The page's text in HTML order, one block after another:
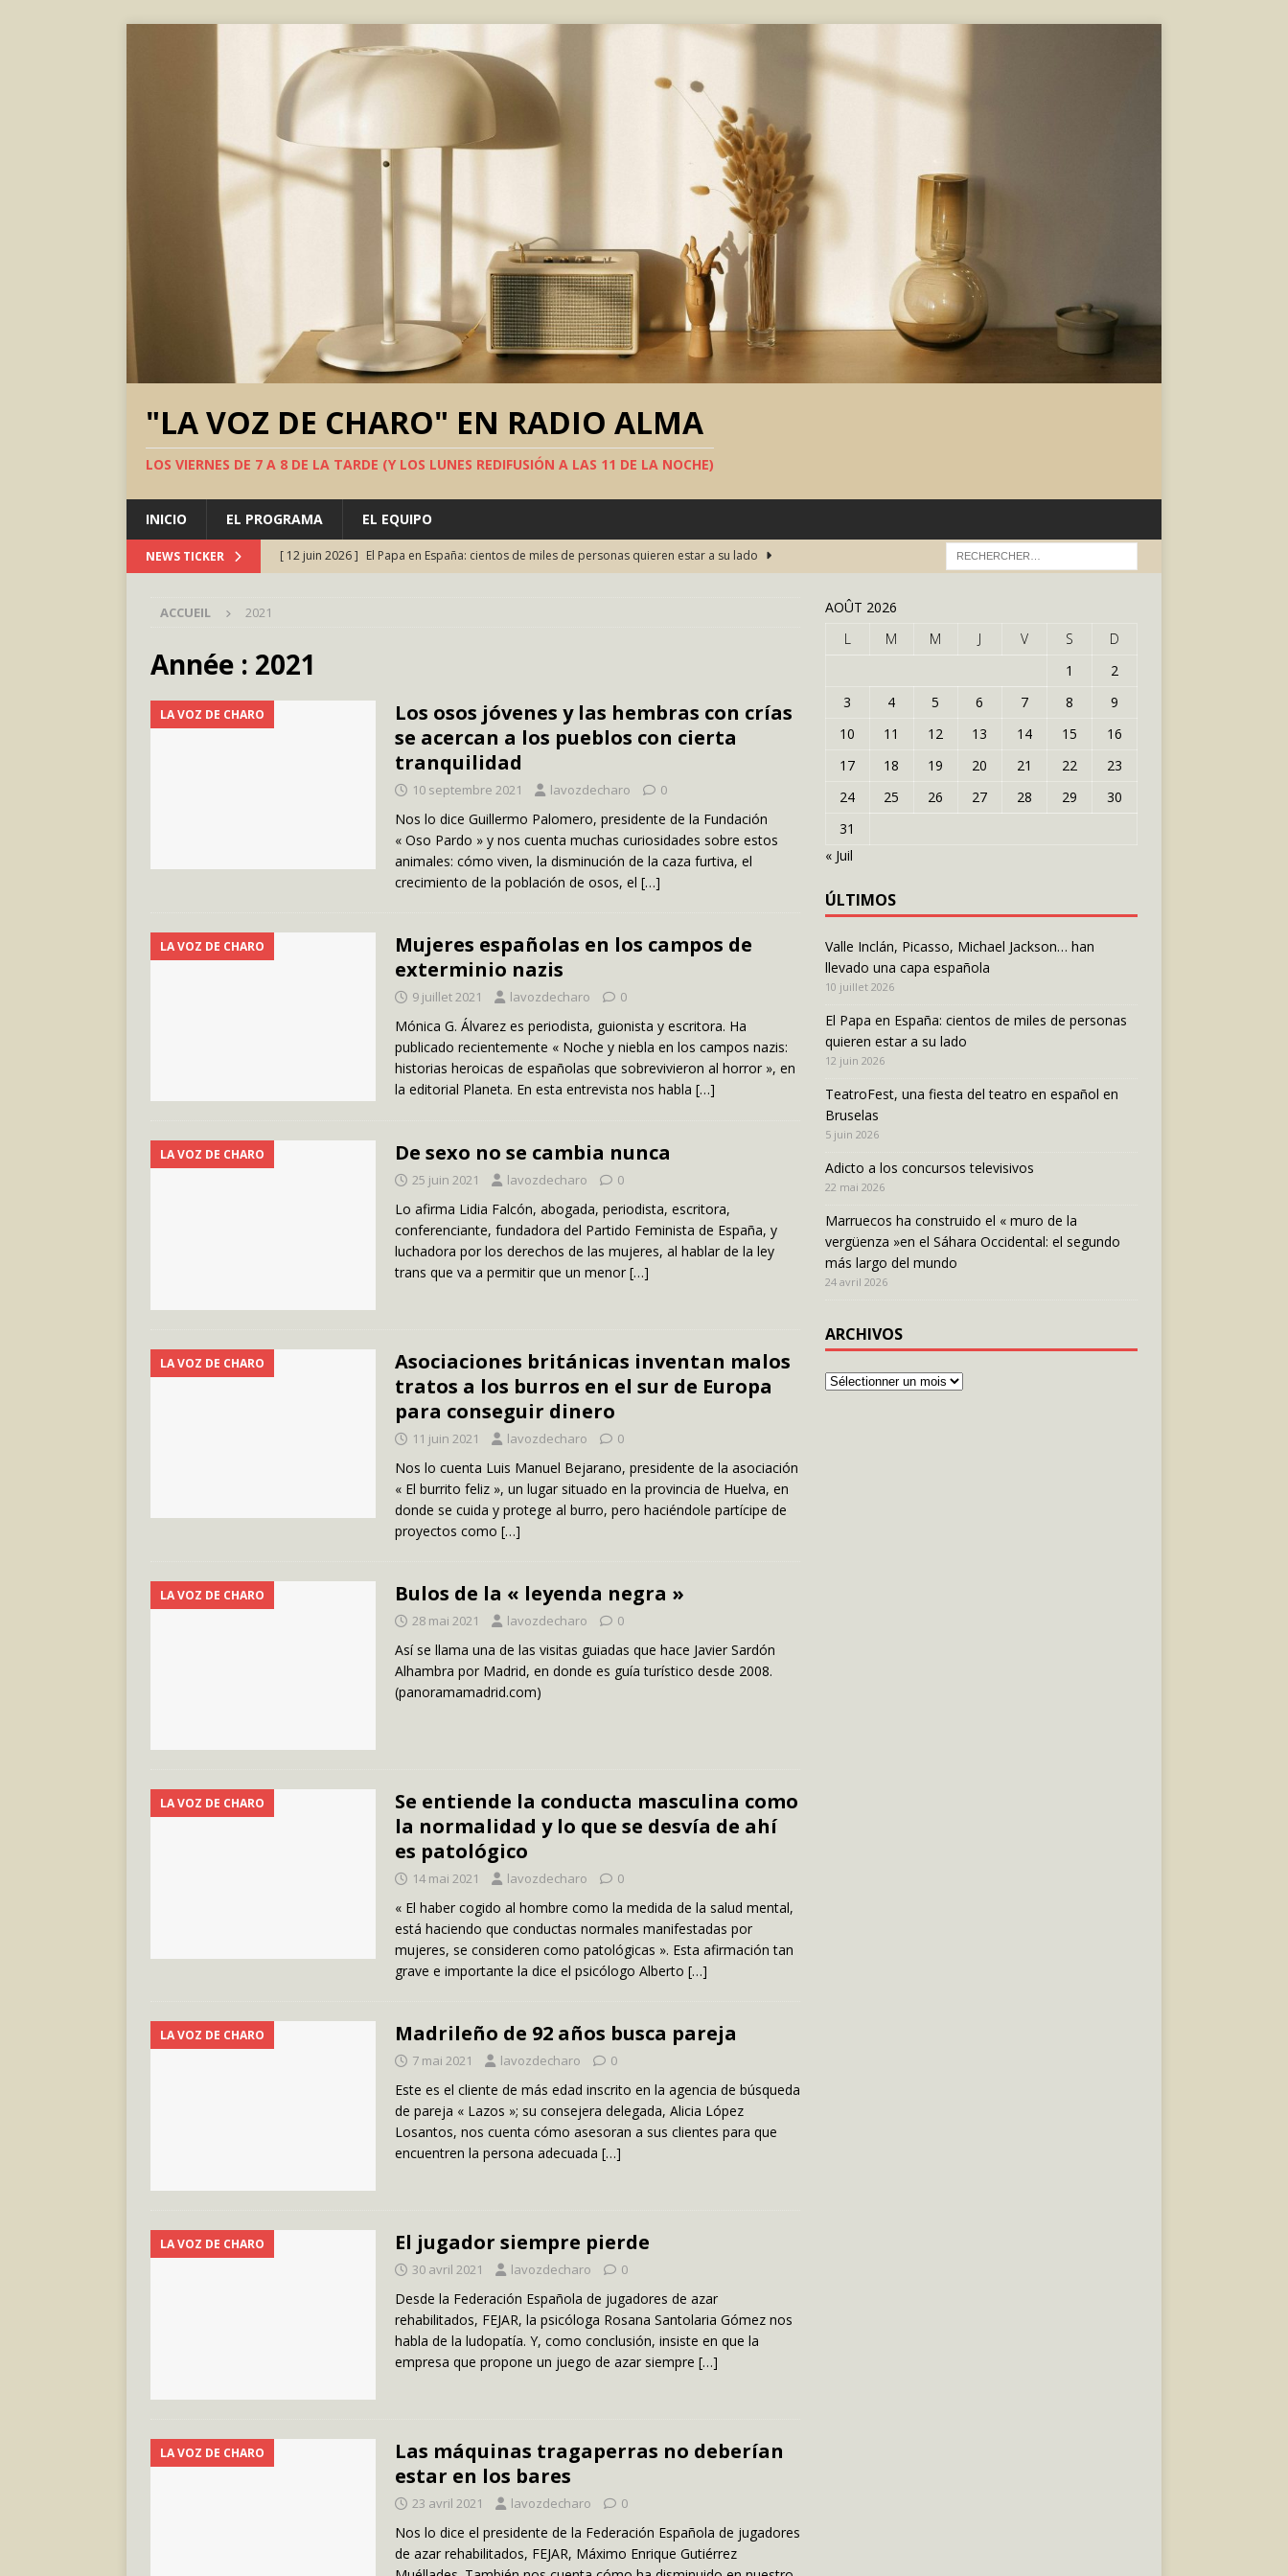
"LA VOZ DE CHARO" EN RADIO ALMA
LOS VIERNES DE 7 A 8 DE LA TARDE (Y LOS LUNES REDIFUSIÓN A LAS 11 DE LA NOCHE)
INICIO EL PROGRAMA EL EQUIPO
NEWS TICKER [ 12 juin 2026 ] El Papa en España: cientos de miles de personas quieren estar a su lado
[ 22 mai 2026 ]
Occidental: el segundo más largo del mundo
SOCIEDAD
Valle Inclán, Picasso, Michael Jackson… han llevado una capa española
ACCUEIL 2021
Année : 2021
LA VOZ DE CHARO
Los osos jóvenes y las hembras con crías
se acercan a los pueblos con cierta
tranquilidad
10 septembre 2021 lavozdecharo 0
Nos lo dice Guillermo Palomero, presidente de la Fundación
« Oso Pardo » y nos cuenta muchas curiosidades sobre estos
animales: cómo viven, la disminución de la caza furtiva, el
crecimiento de la población de osos, el […]
LA VOZ DE CHARO
Mujeres españolas en los campos de
exterminio nazis
9 juillet 2021 lavozdecharo 0
Mónica G. Álvarez es periodista, guionista y escritora. Ha
publicado recientemente « Noche y niebla en los campos nazis:
historias heroicas de españolas que sobrevivieron al horror », en
la editorial Planeta. En esta entrevista nos habla […]
LA VOZ DE CHARO De sexo no se cambia nunca
25 juin 2021 lavozdecharo 0
Lo afirma Lidia Falcón, abogada, periodista, escritora,
conferenciante, fundadora del Partido Feminista de España, y
luchadora por los derechos de las mujeres, al hablar de la ley
trans que va a permitir que un menor […]
LA VOZ DE CHARO
Asociaciones británicas inventan malos
tratos a los burros en el sur de Europa
para conseguir dinero
11 juin 2021 lavozdecharo 0
Nos lo cuenta Luis Manuel Bejarano, presidente de la asociación
« El burrito feliz », un lugar situado en la provincia de Huelva, en
donde se cuida y protege al burro, pero haciéndole partícipe de
proyectos como […]
LA VOZ DE CHARO Bulos de la « leyenda negra »
28 mai 2021 lavozdecharo 0
Así se llama una de las visitas guiadas que hace Javier Sardón
Alhambra por Madrid, en donde es guía turístico desde 2008.
(panoramamadrid.com)
LA VOZ DE CHARO
Se entiende la conducta masculina como
la normalidad y lo que se desvía de ahí
es patológico
14 mai 2021 lavozdecharo 0
« El haber cogido al hombre como la medida de la salud mental,
está haciendo que conductas normales manifestadas por
mujeres, se consideren como patológicas ». Esta afirmación tan
grave e importante la dice el psicólogo Alberto […]
LA VOZ DE CHARO Madrileño de 92 años busca pareja
7 mai 2021 lavozdecharo 0
Este es el cliente de más edad inscrito en la agencia de búsqueda
de pareja « Lazos »; su consejera delegada, Alicia López
Losantos, nos cuenta cómo asesoran a sus clientes para que
encuentren la persona adecuada […]
LA VOZ DE CHARO El jugador siempre pierde
30 avril 2021 lavozdecharo 0
Desde la Federación Española de jugadores de azar
rehabilitados, FEJAR, la psicóloga Rosana Santolaria Gómez nos
habla de la ludopatía. Y, como conclusión, insiste en que la
empresa que propone un juego de azar siempre […]
LA VOZ DE CHARO
Las máquinas tragaperras no deberían
estar en los bares
23 avril 2021 lavozdecharo 0
Nos lo dice el presidente de la Federación Española de jugadores
de azar rehabilitados, FEJAR, Máximo Enrique Gutiérrez
AOÛT 2026
L
M M J V S
D
1
2
3
4 5 6 7 8
9
10
11 12 13 14 15
16
17
18 19 20 21 22
23
24
25 26 27 28 29
30
31
« Juil
ÚLTIMOS
Valle Inclán, Picasso, Michael Jackson… han
llevado una capa española
10 juillet 2026
El Papa en España: cientos de miles de personas
quieren estar a su lado
12 juin 2026
TeatroFest, una fiesta del teatro en español en
Bruselas
5 juin 2026
Adicto a los concursos televisivos
22 mai 2026
Marruecos ha construido el « muro de la
vergüenza »en el Sáhara Occidental: el segundo
más largo del mundo
24 avril 2026
ARCHIVOS